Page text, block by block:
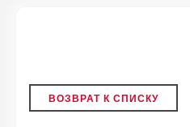
ВОЗВРАТ К СПИСКУ